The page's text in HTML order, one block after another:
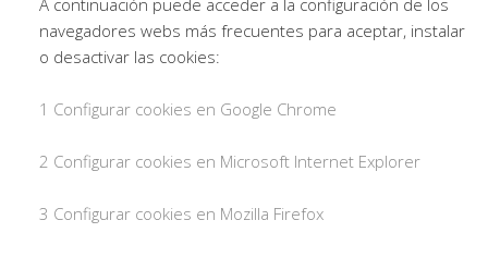
A continuación puede acceder a la configuración de los
navegadores webs más frecuentes para aceptar, instalar
o desactivar las cookies:
1 Configurar cookies en Google Chrome
2 Configurar cookies en Microsoft Internet Explorer
3 Configurar cookies en Mozilla Firefox